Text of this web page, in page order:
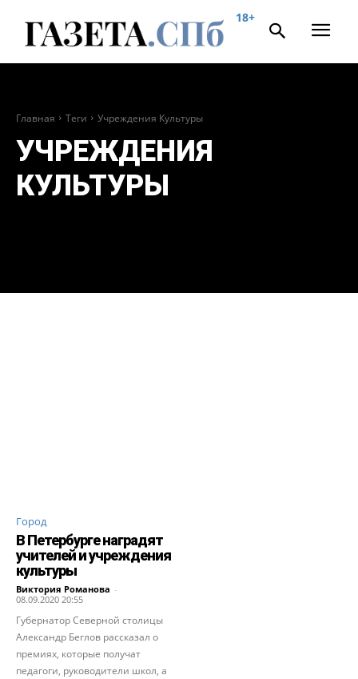
18+
Главная Теги Учреждения Культуры
УЧРЕЖДЕНИЯ
КУЛЬТУРЫ
Город
В Петербурге наградят
учителей и учреждения
культуры
Виктория Романова -
08.09.2020 20:55
Губернатор Северной столицы
Александр Беглов рассказал о
премиях, которые получат
педагоги, руководители школ, а